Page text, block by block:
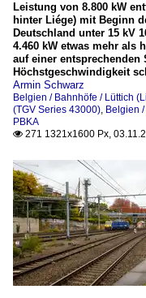
Leistung von 8.800 kW
hinter Liége) mit Beginn
Deutschland unter 15 kV
4.460 kW etwas mehr als
auf einer entsprechenden
Höchstgeschwindigkeit
Armin Schwarz
Belgien / Bahnhöfe / Lüttich
(TGV Series 43000), Belgien
PBKA
 271 1321x1600 Px,